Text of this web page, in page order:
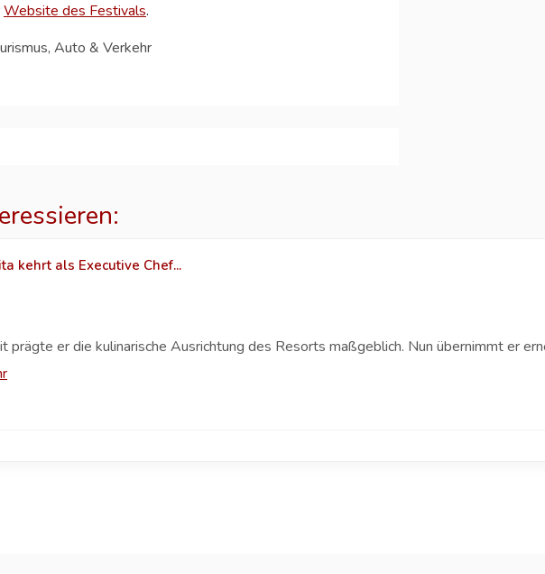
Website des Festivals.
Auto & Verkehr
kehrt als Executive Chef...
prägte er die kulinarische Ausrichtung des Resorts maßgeblich. Nun übernimmt er